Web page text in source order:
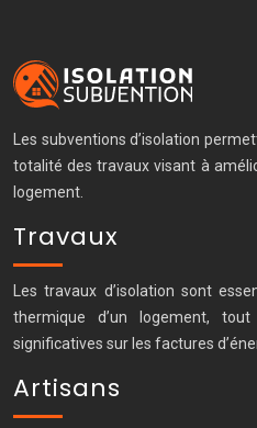
Les subventions d’isolation
totalité des travaux visant à
logement.
Travaux
Les travaux d’isolation sont
thermique d’un logement,
significatives sur les factures
Artisans